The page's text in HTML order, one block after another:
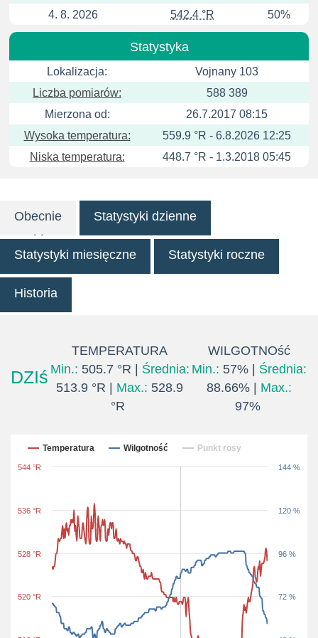
4. 8. 2026
542.4 °R 50%
Statystyka
Lokalizacja:
Vojnany 103
Liczba pomiarów:
588 389
Mierzona od:
26.7.2017 08:15
Wysoka temperatura:
559.9 °R - 6.8.2026 12:25
Niska temperatura:
448.7 °R - 1.3.2018 05:45
Obecnie Statystyki dzienne
Statystyki miesięczne Statystyki roczne
Historia
DZIś
TEMPERATURA
Min.: 505.7 °R | Średnia:
513.9 °R | Max.: 528.9
°R
WILGOTNOść
Min.: 57% | Średnia:
88.66% | Max.:
97%
Ostatnie 24 godziny
Temperatura Wilgotność Punkt rosy
520 °R
528 °R
536 °R
544 °R
72 %
96 %
120 %
144 %